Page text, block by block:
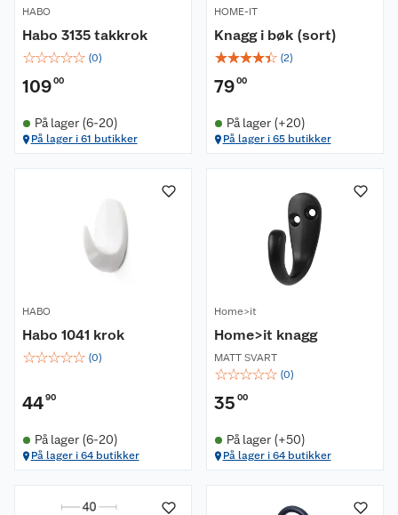
HABO
Habo 3135 takkrok
☆☆☆☆☆ (0)
10900
På lager (6-20)
På lager i 61 butikker
HOME-IT
Knagg i bøk (sort)
☆☆☆☆☆ (2)
7900
På lager (+20)
På lager i 65 butikker
HABO
Habo 1041 krok
☆☆☆☆☆ (0)
4490
På lager (6-20)
På lager i 64 butikker
Home>it
Home>it knagg
MATT SVART
☆☆☆☆☆ (0)
35 00
På lager (+50)
På lager i 64 butikker